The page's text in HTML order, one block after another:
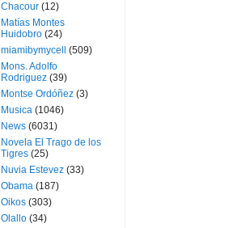
Chacour (12)
Matías Montes
Huidobro (24)
miamibymycell
(509)
Mons. Adolfo
Rodriguez (39)
Montse Ordóñez (3)
Musica (1046)
News (6031)
Novela El Trago de los
Tigres (25)
Nuvia Estevez (33)
Obama (187)
Oikos (303)
Olallo (34)